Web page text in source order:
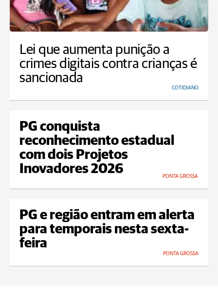
Lei que aumenta punição a
crimes digitais contra crianças é
sancionada
COTIDIANO
PG conquista
reconhecimento estadual
com dois Projetos
Inovadores 2026
PONTA GROSSA
PG e região entram em alerta
para temporais nesta sexta-
feira
PONTA GROSSA